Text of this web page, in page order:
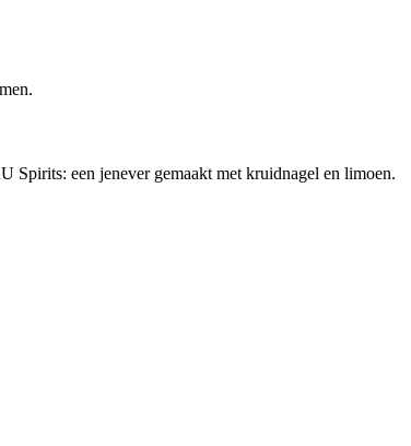
Spirits: een jenever gemaakt met kruidnagel en limoen.